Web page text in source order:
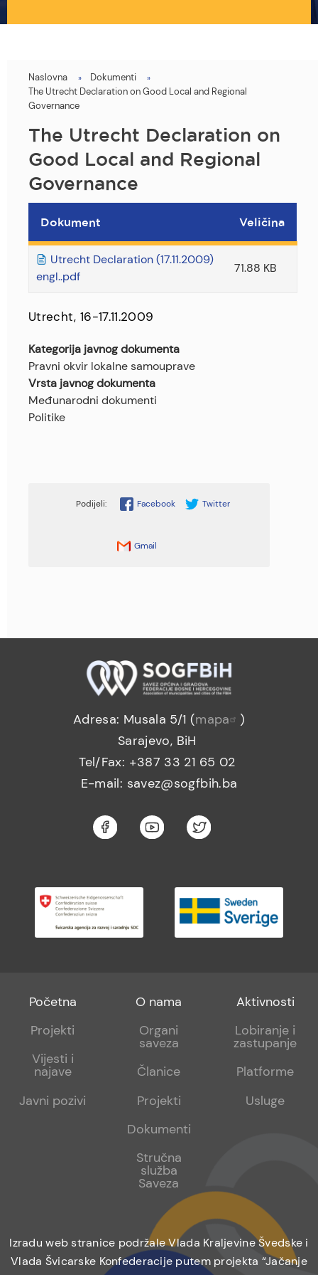
You
are
here
Naslovna
Dokumenti
The Utrecht Declaration on Good Local and Regional
Governance
The Utrecht Declaration on
Good Local and Regional
Governance
Dokument Veličina
Utrecht Declaration (17.11.2009)
engl..pdf
71.88 KB
Utrecht, 16-17.11.2009
Kategorija javnog dokumenta
Pravni okvir lokalne samouprave
Vrsta javnog dokumenta
Međunarodni dokumenti
Politike
Facebook Twitter
Gmail
Adresa: Musala 5/1 (mapa
)
Sarajevo, BiH
Tel/Fax: +387 33 21 65 02
E-mail: savez@sogfbih.ba
Footer
menu
Početna
Projekti
Vijesti i
najave
Javni pozivi
Footer
sub
O nama
Organi
saveza
Članice
Projekti
Dokumenti
Stručna
služba
Saveza
Footer
sub
Aktivnosti
Lobiranje i
zastupanje
Platforme
Usluge
Izradu web stranice podržale Vlada Kraljevine Švedske i
Vlada Švicarske Konfederacije putem projekta “Jačanje